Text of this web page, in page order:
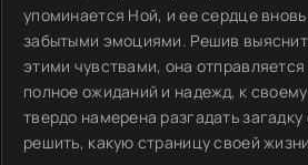
упоминается Ной, и ее сердце
забытыми эмоциями. Решив
этими чувствами, она
полное ожиданий и надежд, к
твердо намерена разгадать
решить, какую страницу своей